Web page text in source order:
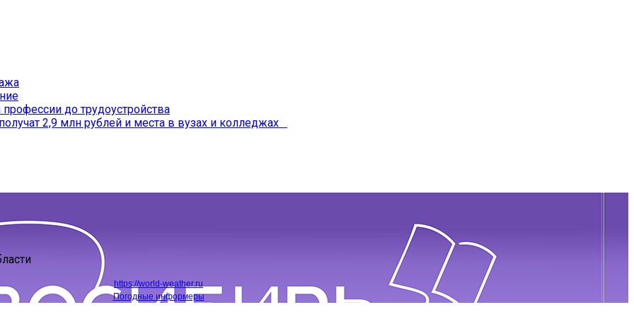
до трудоустройства
2,9 млн рублей и места в вузах и колледжах
https://world-weather.ru
Погодные информеры